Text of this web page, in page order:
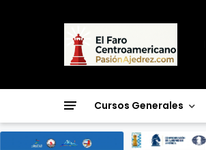
Cursos Generales